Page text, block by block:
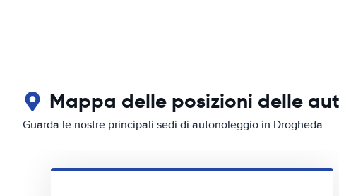
Mappa delle posizioni delle
Guarda le nostre principali sedi di autonoleggio in Drogheda